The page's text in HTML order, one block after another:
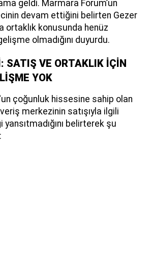
geldi. Marmara Forum’un
devam ettiğini belirten Gezer
ortaklık konusunda henüz
olmadığını duyurdu.
SATIŞ VE ORTAKLIK İÇİN
YOK
çoğunluk hissesine sahip olan
merkezinin satışıyla ilgili
yansıtmadığını belirterek şu